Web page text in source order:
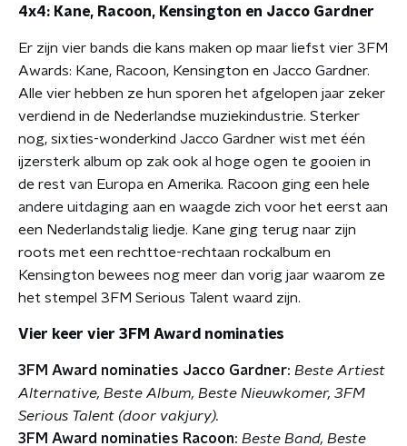
4x4: Kane, Racoon, Kensington en Jacco Gardner
Er zijn vier bands die kans maken op maar liefst vier 3FM
Awards: Kane, Racoon, Kensington en Jacco Gardner.
Alle vier hebben ze hun sporen het afgelopen jaar zeker
verdiend in de Nederlandse muziekindustrie. Sterker
nog, sixties-wonderkind Jacco Gardner wist met één
ijzersterk album op zak ook al hoge ogen te gooien in
de rest van Europa en Amerika. Racoon ging een hele
andere uitdaging aan en waagde zich voor het eerst aan
een Nederlandstalig liedje. Kane ging terug naar zijn
roots met een rechttoe-rechtaan rockalbum en
Kensington bewees nog meer dan vorig jaar waarom ze
het stempel 3FM Serious Talent waard zijn.
Vier keer vier 3FM Award nominaties
3FM Award nominaties Jacco Gardner: Beste Artiest
Alternative, Beste Album, Beste Nieuwkomer, 3FM
Serious Talent (door vakjury).
3FM Award nominaties Racoon: Beste Band, Beste